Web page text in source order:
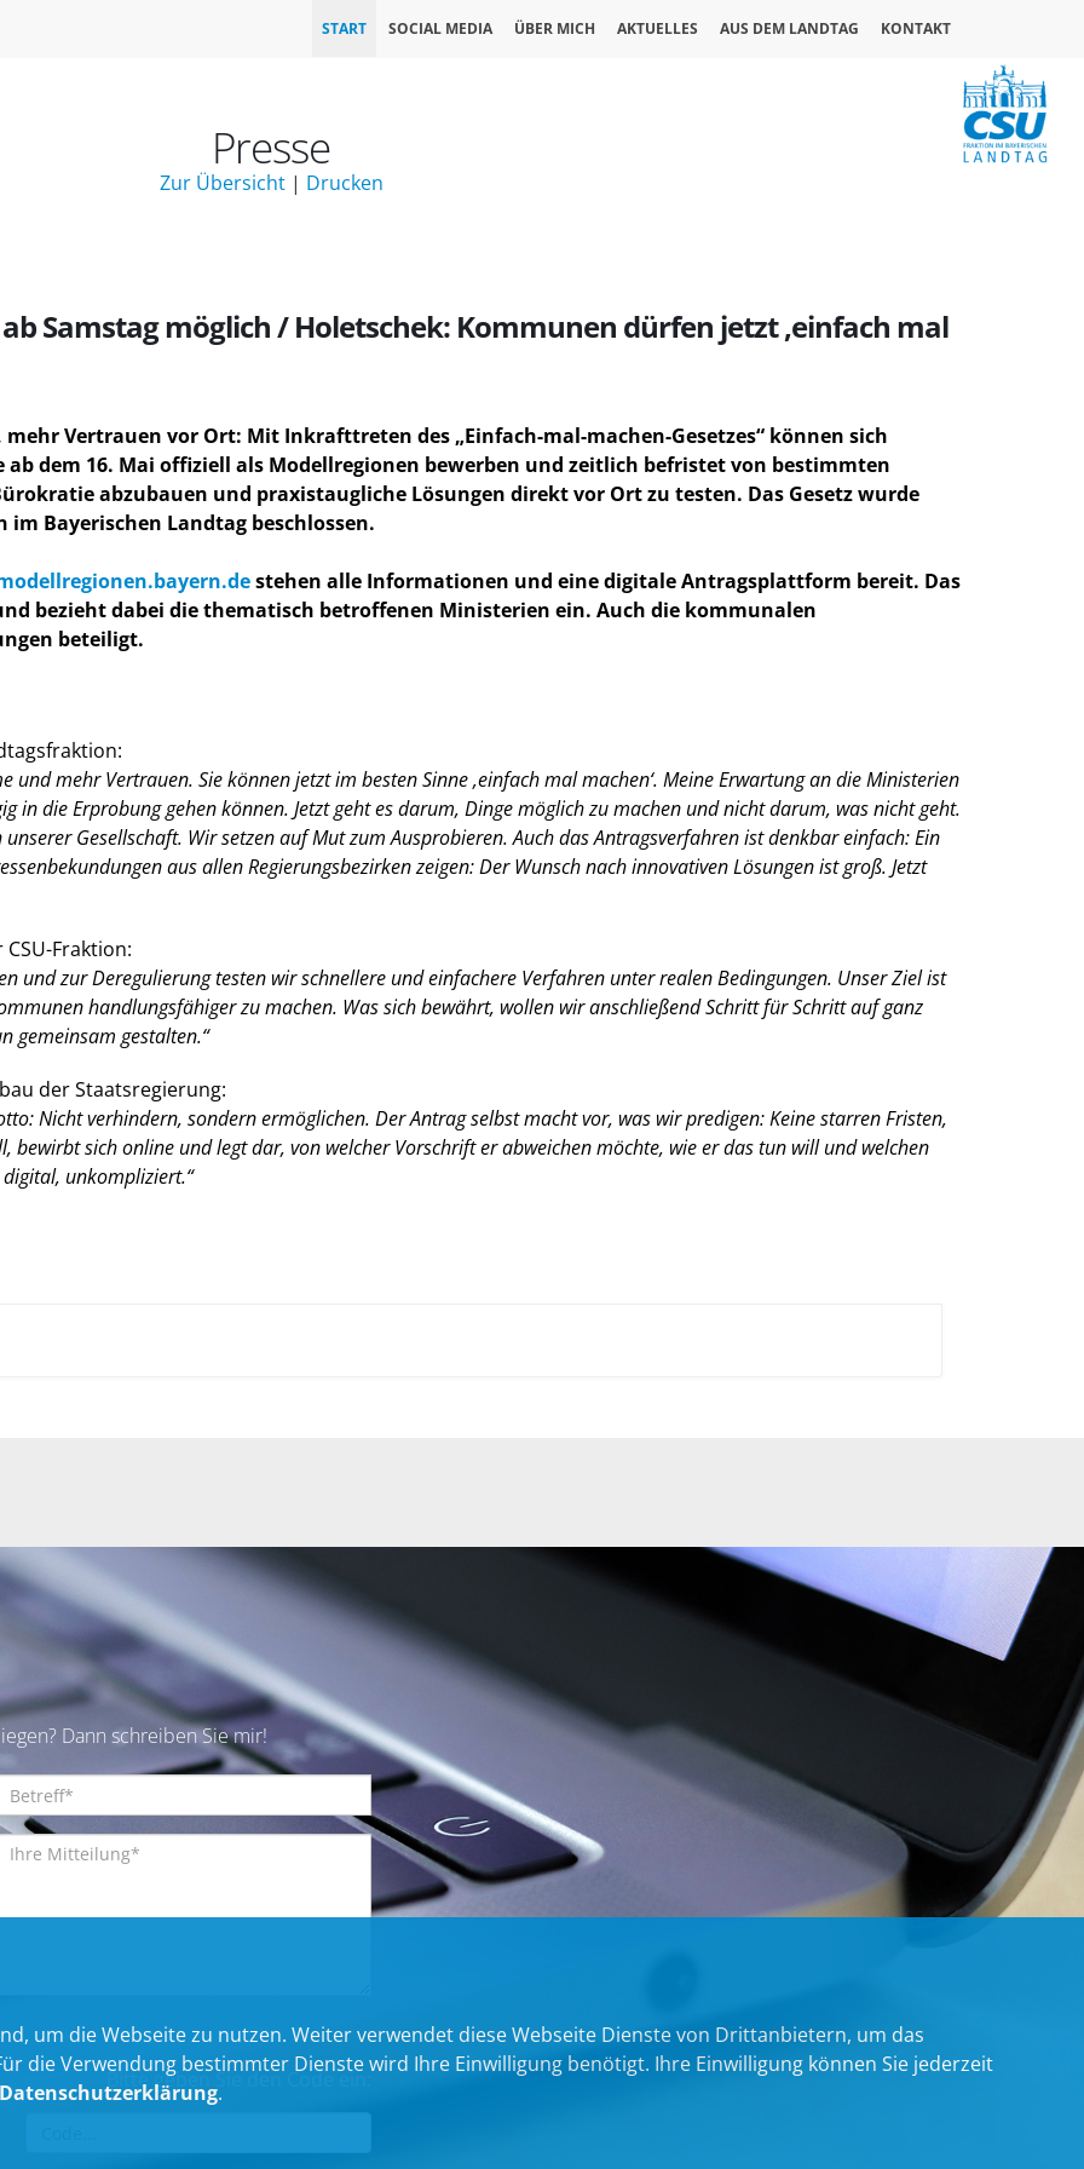
START SOCIAL MEDIA ÜBER MICH AKTUELLES AUS DEM LANDTAG KONTAKT
Presse
Zur Übersicht| Drucken
Samstag möglich / Holetschek: Kommunen dürfen jetzt ‚einfach mal
Vertrauen vor Ort: Mit Inkrafttreten des „Einfach-mal-machen-Gesetzes“ können sich
ab dem 16. Mai offiziell als Modellregionen bewerben und zeitlich befristet von bestimmten
abzubauen und praxistaugliche Lösungen direkt vor Ort zu testen. Das Gesetz wurde
Bayerischen Landtag beschlossen.
stehen alle Informationen und eine digitale Antragsplattform bereit. Das
bezieht dabei die thematisch betroffenen Ministerien ein. Auch die kommunalen
beteiligt.
mehr Vertrauen. Sie können jetzt im besten Sinne ‚einfach mal machen‘. Meine Erwartung an die Ministerien
in die Erprobung gehen können. Jetzt geht es darum, Dinge möglich zu machen und nicht darum, was nicht geht.
Gesellschaft. Wir setzen auf Mut zum Ausprobieren. Auch das Antragsverfahren ist denkbar einfach: Ein
aus allen Regierungsbezirken zeigen: Der Wunsch nach innovativen Lösungen ist groß. Jetzt
Fraktion:
und zur Deregulierung testen wir schnellere und einfachere Verfahren unter realen Bedingungen. Unser Ziel ist
handlungsfähiger zu machen. Was sich bewährt, wollen wir anschließend Schritt für Schritt auf ganz
gemeinsam gestalten.“
der Staatsregierung:
Nicht verhindern, sondern ermöglichen. Der Antrag selbst macht vor, was wir predigen: Keine starren Fristen,
bewirbt sich online und legt dar, von welcher Vorschrift er abweichen möchte, wie er das tun will und welchen
unkompliziert.“
Dann schreiben Sie mir!
Bitte geben Sie den Code ein:
um die Webseite zu nutzen. Weiter verwendet diese Webseite Dienste von Drittanbietern, um das
die Verwendung bestimmter Dienste wird Ihre Einwilligung benötigt. Ihre Einwilligung können Sie jederzeit
.